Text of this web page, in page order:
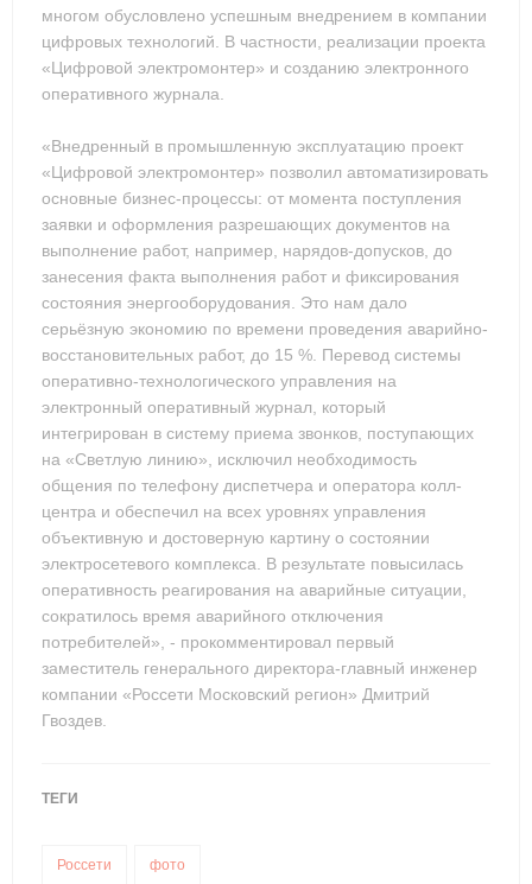
многом обусловлено успешным внедрением в компании
цифровых технологий. В частности, реализации проекта
«Цифровой электромонтер» и созданию электронного
оперативного журнала.
«Внедренный в промышленную эксплуатацию проект
«Цифровой электромонтер» позволил автоматизировать
основные бизнес-процессы: от момента поступления
заявки и оформления разрешающих документов на
выполнение работ, например, нарядов-допусков, до
занесения факта выполнения работ и фиксирования
состояния энергооборудования. Это нам дало
серьёзную экономию по времени проведения аварийно-
восстановительных работ, до 15 %. Перевод системы
оперативно-технологического управления на
электронный оперативный журнал, который
интегрирован в систему приема звонков, поступающих
на «Светлую линию», исключил необходимость
общения по телефону диспетчера и оператора колл-
центра и обеспечил на всех уровнях управления
объективную и достоверную картину о состоянии
электросетевого комплекса. В результате повысилась
оперативность реагирования на аварийные ситуации,
сократилось время аварийного отключения
потребителей», - прокомментировал первый
заместитель генерального директора-главный инженер
компании «Россети Московский регион» Дмитрий
Гвоздев.
ТЕГИ
Россети фото